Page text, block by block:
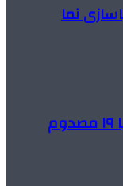
نما